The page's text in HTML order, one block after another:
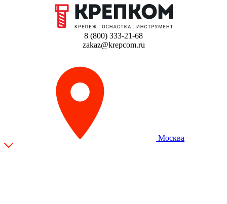
8 (800) 333-21-68
zakaz@krepcom.ru
Москва